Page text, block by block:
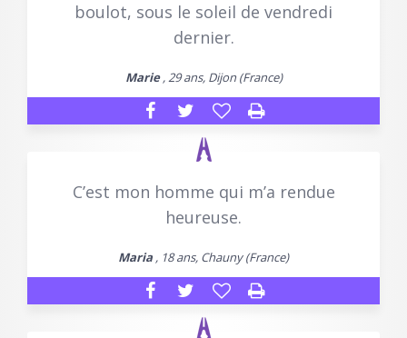
boulot, sous le soleil de vendredi
dernier.
Marie, 29 ans, Dijon (France)
C’est mon homme qui m’a rendue
heureuse.
Maria , 18 ans, Chauny (France)